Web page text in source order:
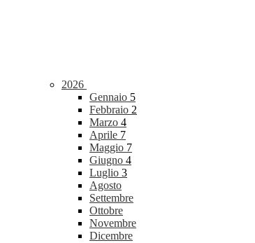
2026
Gennaio 5
Febbraio 2
Marzo 4
Aprile 7
Maggio 7
Giugno 4
Luglio 3
Agosto
Settembre
Ottobre
Novembre
Dicembre